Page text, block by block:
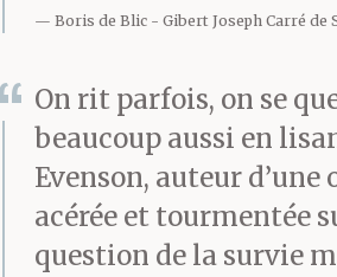
Boris de Blic Gibert Joseph Carré de
On rit parfois, on se
beaucoup aussi en
Evenson, auteur
acérée et tourmentée
question de la survie